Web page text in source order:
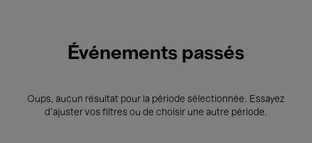
Événements passés
Oups, aucun résultat pour la période sélectionnée. Essayez
d’ajuster vos filtres ou de choisir une autre période.